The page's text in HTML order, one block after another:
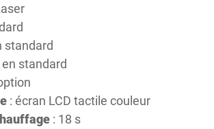
standard
en standard
: écran LCD tactile couleur
: 18 s